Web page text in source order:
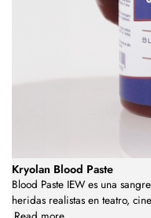
Kryolan Blood Paste
Blood Paste IEW es una
heridas realistas en teatro,